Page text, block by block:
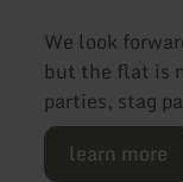
We look
but the flat is
parties, stag
learn more